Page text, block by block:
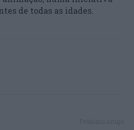
de todas as idades.